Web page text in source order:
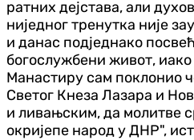
ратних дејстава, али
ниједног тренутка није
и данас под‌једнако
богослужбени живот,
Манастиру сам поклонио
Светог Кнеза Лазара и
и ливањским, да молитве
окријепе народ у ДНР",